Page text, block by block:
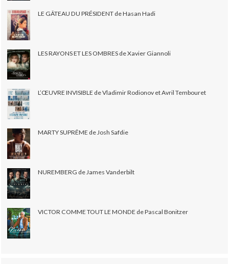
LE GÂTEAU DU PRÉSIDENT de Hasan Hadi
LES RAYONS ET LES OMBRES de Xavier Giannoli
L’ŒUVRE INVISIBLE de Vladimir Rodionov et Avril Tembouret
MARTY SUPRÊME de Josh Safdie
NUREMBERG de James Vanderbilt
VICTOR COMME TOUT LE MONDE de Pascal Bonitzer